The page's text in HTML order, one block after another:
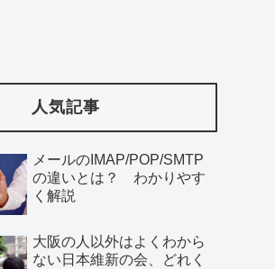
人気記事
メールのIMAP/POP/SMTP
の違いとは？ わかりやす
く解説
大阪の人以外はよくわから
ない日本維新の会、どれく